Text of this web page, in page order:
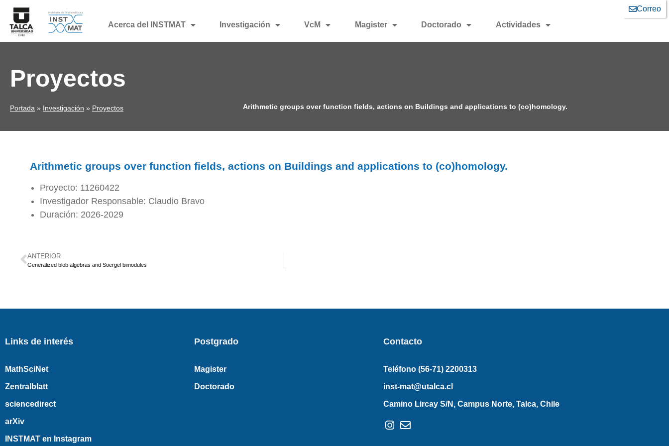
Correo
Acerca del INSTMAT
Investigación VcM Magister Doctorado Actividades
Proyectos
Portada » Investigación » Proyectos Arithmetic groups over function fields, actions on Buildings and applications to (co)homology.
Arithmetic groups over function fields, actions on Buildings and applications to (co)homology.
Proyecto: 11260422
Investigador Responsable: Claudio Bravo
Duración: 2026-2029
ANTERIOR
Generalized blob algebras and Soergel bimodules
Links de interés
MathSciNet
Zentralblatt
sciencedirect
arXiv
INSTMAT en Instagram
Postgrado
Magister
Doctorado
Contacto
Teléfono (56-71) 2200313
inst-mat@utalca.cl
Camino Lircay S/N, Campus Norte, Talca, Chile